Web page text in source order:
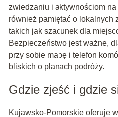
zwiedzaniu i aktywnościom
również pamiętać o lokalnych
takich jak szacunek dla
Bezpieczeństwo jest ważne,
przy sobie mapę i telefon
bliskich o planach podróży.
Gdzie zjeść i gdzie
Kujawsko-Pomorskie oferuje